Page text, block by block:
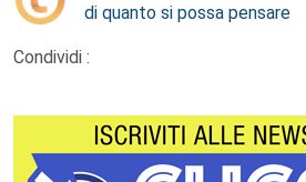
di quanto si possa pensare
Condividi :